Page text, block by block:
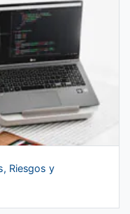
Riesgos y